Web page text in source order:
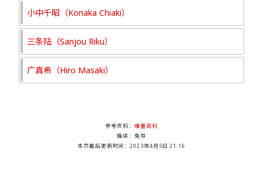
小中千昭（Konaka Chiaki）
三条陆（Sanjou Riku）
广真希（Hiro Masaki）
参考资料： 维基百科
编译：兔导
本页最后更新时间：2023年4月5日 21:16